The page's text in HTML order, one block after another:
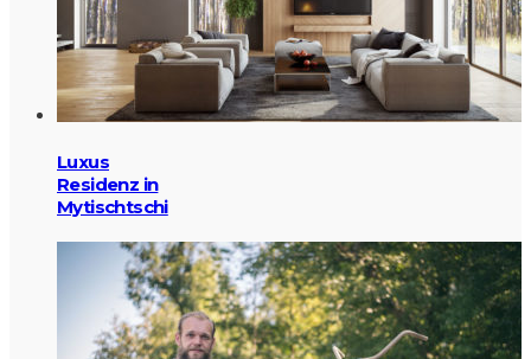
Luxus
Residenz in
Mytischtschi